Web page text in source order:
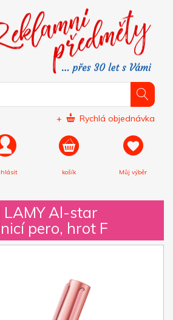
+ Rychlá objednávka
košík Můj výběr
LAMY Al-star
pero, hrot F